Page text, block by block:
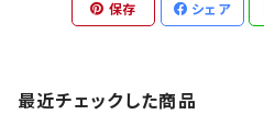
保存 シェア
最近チェックした商品